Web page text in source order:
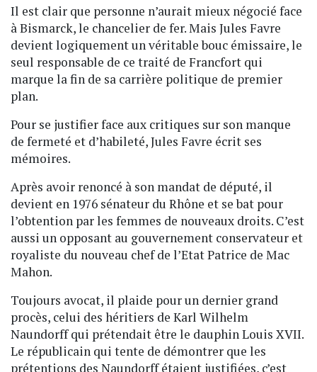
Il est clair que personne n’aurait mieux négocié face
à Bismarck, le chancelier de fer. Mais Jules Favre
devient logiquement un véritable bouc émissaire, le
seul responsable de ce traité de Francfort qui
marque la fin de sa carrière politique de premier
plan.
Pour se justifier face aux critiques sur son manque
de fermeté et d’habileté, Jules Favre écrit ses
mémoires.
Après avoir renoncé à son mandat de député, il
devient en 1976 sénateur du Rhône et se bat pour
l’obtention par les femmes de nouveaux droits. C’est
aussi un opposant au gouvernement conservateur et
royaliste du nouveau chef de l’Etat Patrice de Mac
Mahon.
Toujours avocat, il plaide pour un dernier grand
procès, celui des héritiers de Karl Wilhelm
Naundorff qui prétendait être le dauphin Louis XVII.
Le républicain qui tente de démontrer que les
prétentions des Naundorff étaient justifiées, c’est